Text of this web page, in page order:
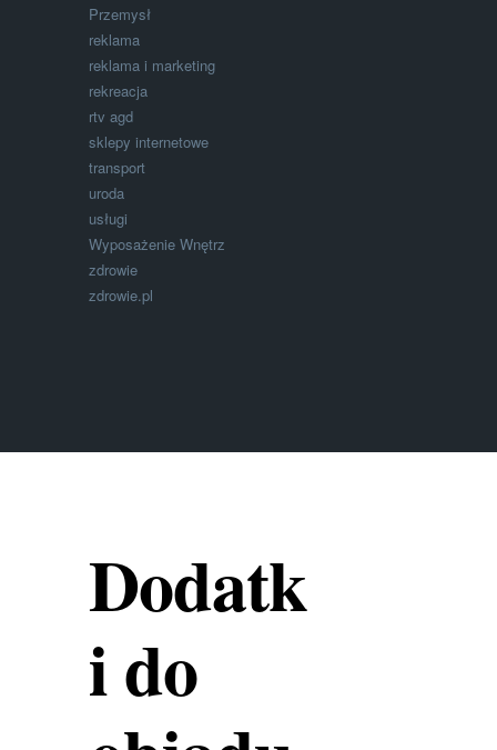
Przemysł
reklama
reklama i marketing
rekreacja
rtv agd
sklepy internetowe
transport
uroda
usługi
Wyposażenie Wnętrz
zdrowie
zdrowie.pl
Dodatk
i do